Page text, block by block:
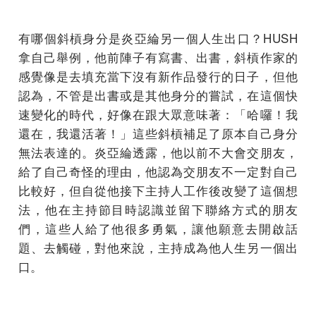
有哪個斜槓身分是炎亞綸另一個人生出口？HUSH
拿自己舉例，他前陣子有寫書、出書，斜槓作家的
感覺像是去填充當下沒有新作品發行的日子，但他
認為，不管是出書或是其他身分的嘗試，在這個快
速變化的時代，好像在跟大眾意味著：「哈囉！我
還在，我還活著！」這些斜槓補足了原本自己身分
無法表達的。炎亞綸透露，他以前不大會交朋友，
給了自己奇怪的理由，他認為交朋友不一定對自己
比較好，但自從他接下主持人工作後改變了這個想
法，他在主持節目時認識並留下聯絡方式的朋友
們，這些人給了他很多勇氣，讓他願意去開啟話
題、去觸碰，對他來說，主持成為他人生另一個出
口。